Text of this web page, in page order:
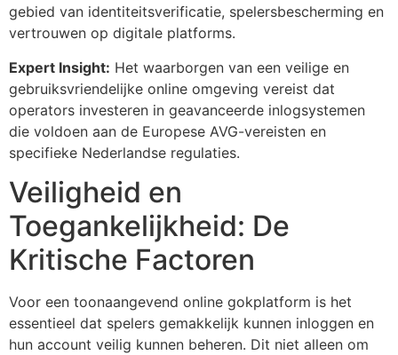
gebied van identiteitsverificatie, spelersbescherming en
vertrouwen op digitale platforms.
Expert Insight: Het waarborgen van een veilige en
gebruiksvriendelijke online omgeving vereist dat
operators investeren in geavanceerde inlogsystemen
die voldoen aan de Europese AVG-vereisten en
specifieke Nederlandse regulaties.
Veiligheid en
Toegankelijkheid: De
Kritische Factoren
Voor een toonaangevend online gokplatform is het
essentieel dat spelers gemakkelijk kunnen inloggen en
hun account veilig kunnen beheren. Dit niet alleen om